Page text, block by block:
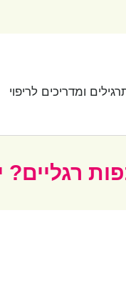
ומדריכים לריפוי
רגליים?